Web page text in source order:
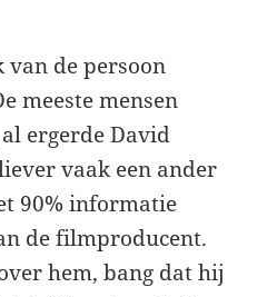
de persoon
meeste mensen
ergerde David
vaak een ander
90% informatie
de filmproducent.
hem, bang dat hij